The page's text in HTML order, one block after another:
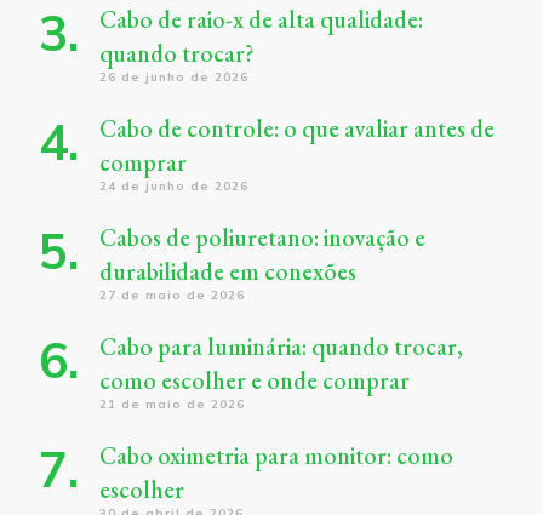
Cabo de raio-x de alta qualidade:
quando trocar?
26 de junho de 2026
Cabo de controle: o que avaliar antes de
comprar
24 de junho de 2026
Cabos de poliuretano: inovação e
durabilidade em conexões
27 de maio de 2026
Cabo para luminária: quando trocar,
como escolher e onde comprar
21 de maio de 2026
Cabo oximetria para monitor: como
escolher